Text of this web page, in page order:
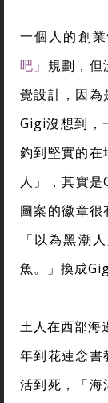
一個人的創
吧」 規劃，但
覺設計，因為
Gigi沒想到，
釣到堅實的在
人」，其實
圖案的徽章很
「以為黑潮
魚。」換成
土人在西部海
年到花蓮念書
活到死，「海